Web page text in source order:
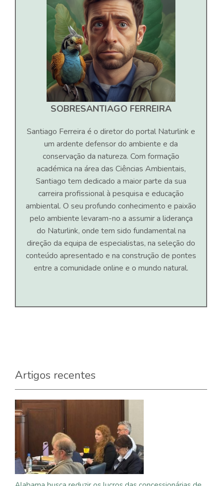
SOBRESANTIAGO FERREIRA
Santiago Ferreira é o diretor do portal Naturlink e
um ardente defensor do ambiente e da
conservação da natureza. Com formação
académica na área das Ciências Ambientais,
Santiago tem dedicado a maior parte da sua
carreira profissional à pesquisa e educação
ambiental. O seu profundo conhecimento e paixão
pelo ambiente levaram-no a assumir a liderança
do Naturlink, onde tem sido fundamental na
direção da equipa de especialistas, na seleção do
conteúdo apresentado e na construção de pontes
entre a comunidade online e o mundo natural.
Artigos recentes